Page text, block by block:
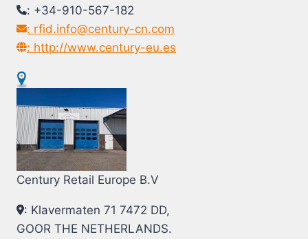
: +34-910-567-182
: rfid.info@century-cn.com
: http://www.century-eu.es
Century Retail Europe B.V
: Klavermaten 71 7472 DD,
GOOR THE NETHERLANDS.